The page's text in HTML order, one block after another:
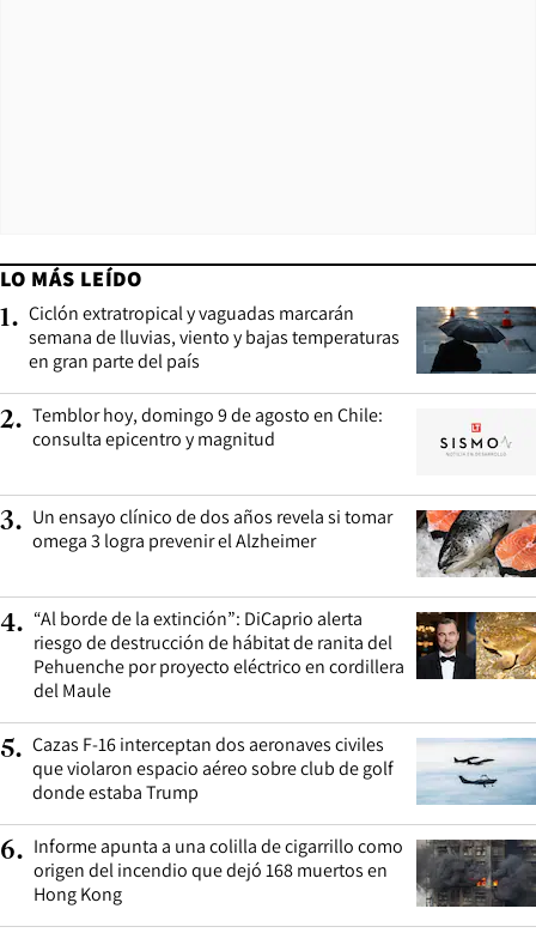
LO MÁS LEÍDO
1. Ciclón extratropical y vaguadas marcarán
semana de lluvias, viento y bajas temperaturas
en gran parte del país
2. Temblor hoy, domingo 9 de agosto en Chile:
consulta epicentro y magnitud
3. Un ensayo clínico de dos años revela si tomar
omega 3 logra prevenir el Alzheimer
4. “Al borde de la extinción”: DiCaprio alerta
riesgo de destrucción de hábitat de ranita del
Pehuenche por proyecto eléctrico en cordillera
del Maule
5. Cazas F-16 interceptan dos aeronaves civiles
que violaron espacio aéreo sobre club de golf
donde estaba Trump
6. Informe apunta a una colilla de cigarrillo como
origen del incendio que dejó 168 muertos en
Hong Kong